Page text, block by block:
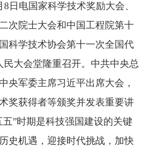
际、王沪宁、蔡奇、李希
励决定。